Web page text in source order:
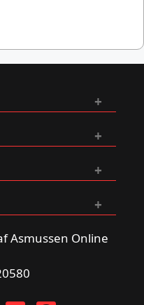
Asmussen Online